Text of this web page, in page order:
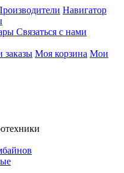
Навигатор
Связаться с нами
заказы Моя корзина Мои